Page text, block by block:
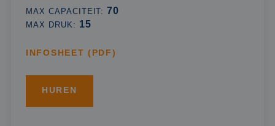
MAX CAPACITEIT: 70
MAX DRUK: 15
INFOSHEET (PDF)
HUREN